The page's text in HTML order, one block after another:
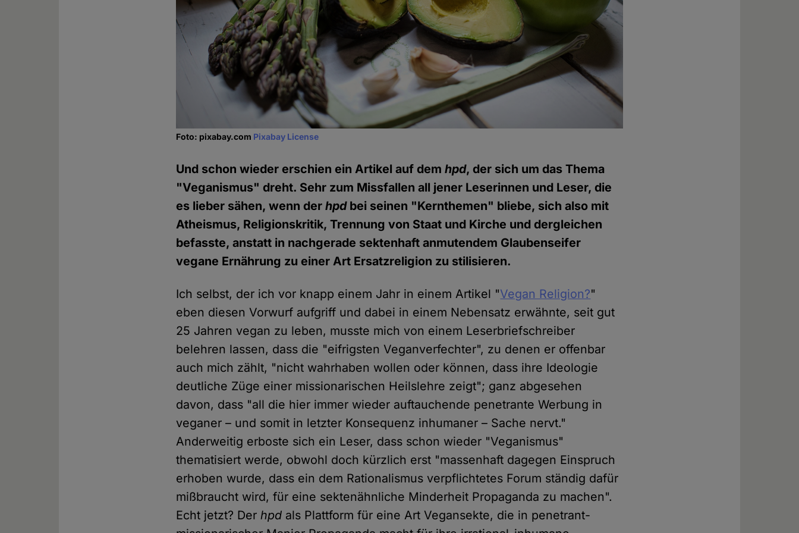
Foto: pixabay.com Pixabay License
Und schon wieder erschien ein Artikel auf demhpd, der sich um das Thema
"Veganismus" dreht. Sehr zum Missfallen all jener Leserinnen und Leser, die
es lieber sähen, wenn derhpdbei seinen "Kernthemen" bliebe, sich also mit
Atheismus, Religionskritik, Trennung von Staat und Kirche und dergleichen
befasste, anstatt in nachgerade sektenhaft anmutendem Glaubenseifer
vegane Ernährung zu einer Art Ersatzreligion zu stilisieren.
Ich selbst, der ich vor knapp einem Jahr in einem Artikel "Vegan Religion?"
eben diesen Vorwurf aufgriff und dabei in einem Nebensatz erwähnte, seit gut
25 Jahren vegan zu leben, musste mich von einem Leserbriefschreiber
belehren lassen, dass die "eifrigsten Veganverfechter", zu denen er offenbar
auch mich zählt, "nicht wahrhaben wollen oder können, dass ihre Ideologie
deutliche Züge einer missionarischen Heilslehre zeigt"; ganz abgesehen
davon, dass "all die hier immer wieder auftauchende penetrante Werbung in
veganer – und somit in letzter Konsequenz inhumaner – Sache nervt."
Anderweitig erboste sich ein Leser, dass schon wieder "Veganismus"
thematisiert werde, obwohl doch kürzlich erst "massenhaft dagegen Einspruch
erhoben wurde, dass ein dem Rationalismus verpflichtetes Forum ständig dafür
mißbraucht wird, für eine sektenähnliche Minderheit Propaganda zu machen".
Echt jetzt? Derhpd als Plattform für eine Art Vegansekte, die in penetrant-